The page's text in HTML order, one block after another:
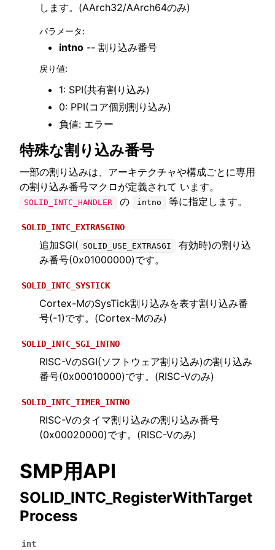
します。(AArch32/AArch64のみ)
パラメータ:
intno -- 割り込み番号
戻り値:
1: SPI(共有割り込み)
0: PPI(コア個別割り込み)
負値: エラー
特殊な割り込み番号
一部の割り込みは、アーキテクチャや構成ごとに専用
の割り込み番号マクロが定義されて います。
SOLID_INTC_HANDLER の intno 等に指定します。
SOLID_INTC_EXTRASGINO
追加SGI( SOLID_USE_EXTRASGI
有効時)の割り込
み番号(0x01000000)です。
SOLID_INTC_SYSTICK
Cortex-MのSysTick割り込みを表す割り込み番
号(-1)です。(Cortex-Mのみ)
SOLID_INTC_SGI_INTNO
RISC-VのSGI(ソフトウェア割り込み)の割り込み
番号(0x00010000)です。(RISC-Vのみ)
SOLID_INTC_TIMER_INTNO
RISC-Vのタイマ割り込みの割り込み番号
(0x00020000)です。(RISC-Vのみ)
SMP用API
SOLID_INTC_RegisterWithTarget
Process
int